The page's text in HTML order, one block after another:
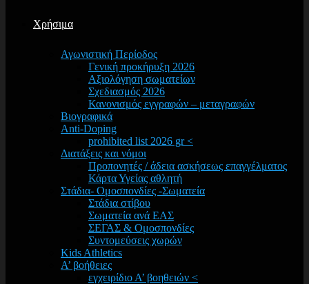
Χρήσιμα
Αγωνιστική Περίοδος
Γενική προκήρυξη 2026
Αξιολόγηση σωματείων
Σχεδιασμός 2026
Κανονισμός εγγραφών – μεταγραφών
Βιογραφικά
Anti-Doping
prohibited list 2026 gr <
Διατάξεις και νόμοι
Προπονητές / άδεια ασκήσεως επαγγέλματος
Κάρτα Υγείας αθλητή
Στάδια- Ομοσπονδίες -Σωματεία
Στάδια στίβου
Σωματεία ανά ΕΑΣ
ΣΕΓΑΣ & Ομοσπονδίες
Συντομεύσεις χωρών
Kids Athletics
Α’ βοήθειες
εγχειρίδιο Α’ βοηθειών <